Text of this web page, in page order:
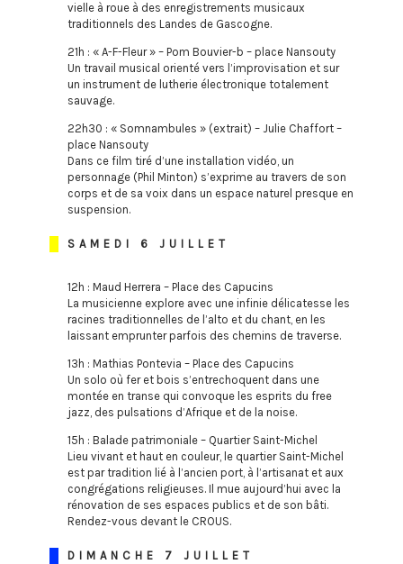
vielle à roue à des enregistrements musicaux
traditionnels des Landes de Gascogne.
21h : « A-F-Fleur » – Pom Bouvier-b – place Nansouty
Un travail musical orienté vers l’improvisation et sur
un instrument de lutherie électronique totalement
sauvage.
22h30 : « Somnambules » (extrait) – Julie Chaffort –
place Nansouty
Dans ce film tiré d’une installation vidéo, un
personnage (Phil Minton) s’exprime au travers de son
corps et de sa voix dans un espace naturel presque en
suspension.
SAMEDI 6 JUILLET
12h : Maud Herrera – Place des Capucins
La musicienne explore avec une infinie délicatesse les
racines traditionnelles de l’alto et du chant, en les
laissant emprunter parfois des chemins de traverse.
13h : Mathias Pontevia – Place des Capucins
Un solo où fer et bois s’entrechoquent dans une
montée en transe qui convoque les esprits du free
jazz, des pulsations d’Afrique et de la noise.
15h : Balade patrimoniale – Quartier Saint-Michel
Lieu vivant et haut en couleur, le quartier Saint-Michel
est par tradition lié à l’ancien port, à l’artisanat et aux
congrégations religieuses. Il mue aujourd’hui avec la
rénovation de ses espaces publics et de son bâti.
Rendez-vous devant le CROUS.
DIMANCHE 7 JUILLET